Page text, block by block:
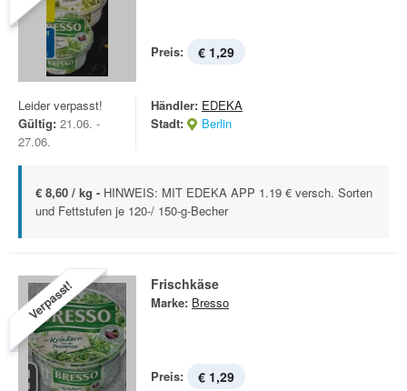
Preis: € 1,29
Leider verpasst!
Gültig: 21.06. -
27.06.
Händler: EDEKA
Stadt:
Berlin
€ 8,60 / kg - HINWEIS: MIT EDEKA APP 1.19 € versch. Sorten
und Fettstufen je 120-/ 150-g-Becher
Verpasst! Frischkäse
Marke: Bresso
Preis: € 1,29